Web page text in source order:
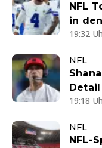
NFL
in
19:32
NFL
19:18
NFL
NFL-